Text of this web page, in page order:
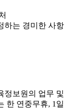
하는 경미한 사항
정보원의 업무 및
한 연중무휴, 1일